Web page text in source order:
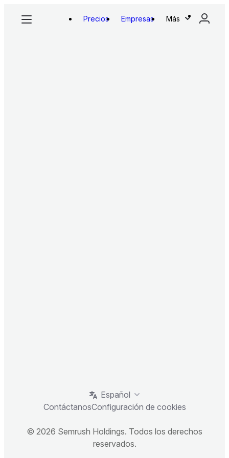
Precios Empresas Más
Español
ContáctanosConfiguración de cookies
© 2026 Semrush Holdings. Todos los derechos
reservados.